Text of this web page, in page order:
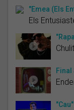
"Emea (Els
Els
Final